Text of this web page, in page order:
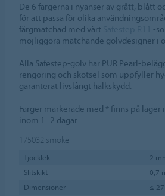
De 6 färgerna i nyanser av grått, blått
för att passa för olika
färgmatchad med vårt
-
möjliggöra matchande golvdesigner i
Alla Safestep-golv har PUR Pearl-
rengöring och skötsel som uppfyller
garanterat livslångt halkskydd.
Färger markerade med * finns på lager
inom 1–2 dagar.
175032 smoke
Tjocklek
2
Slitskikt
0,7
Dimensioner
≤